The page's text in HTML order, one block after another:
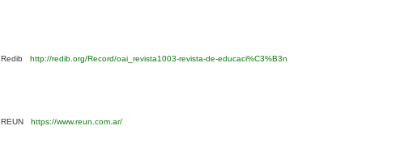
Redib http://redib.org/Record/oai_revista1003-revista-de-educaci%C3%B3n
REUN https://www.reun.com.ar/